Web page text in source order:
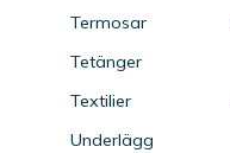
Termosar
Tetänger
Textilier
Underlägg